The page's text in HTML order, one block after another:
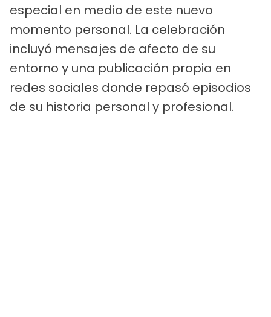
especial en medio de este nuevo
momento personal. La celebración
incluyó mensajes de afecto de su
entorno y una publicación propia en
redes sociales donde repasó episodios
de su historia personal y profesional.